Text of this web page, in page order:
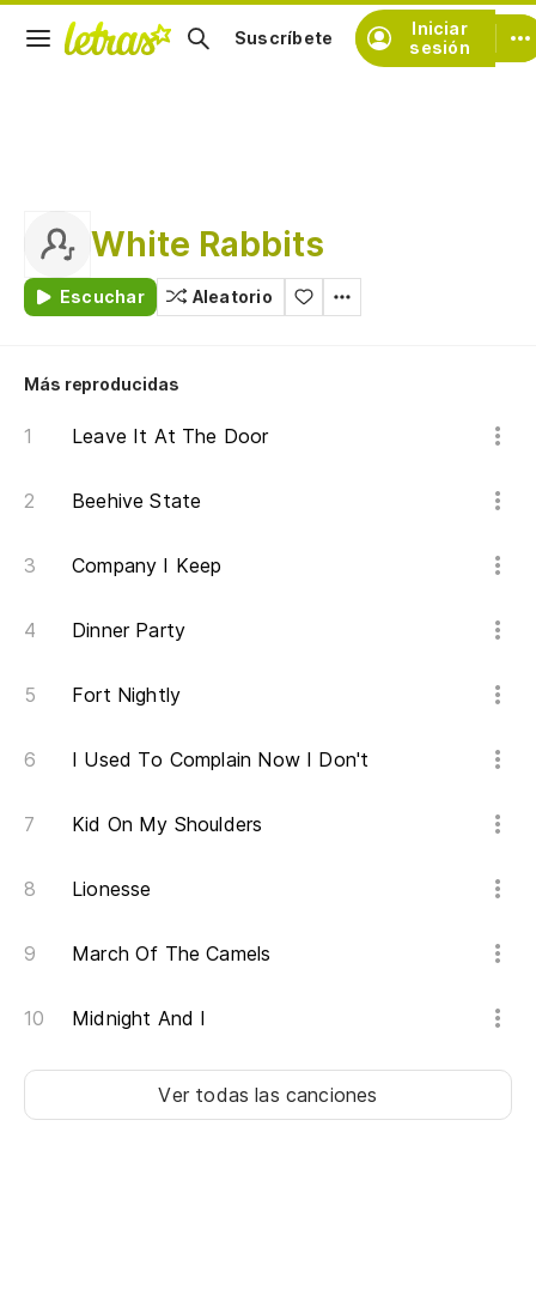
Iniciar
sesión
Suscríbete
White Rabbits
Escuchar Aleatorio
Más reproducidas
Leave It At The Door
Beehive State
Company I Keep
Dinner Party
Fort Nightly
I Used To Complain Now I Don't
Kid On My Shoulders
Lionesse
March Of The Camels
Midnight And I
Ver todas las canciones